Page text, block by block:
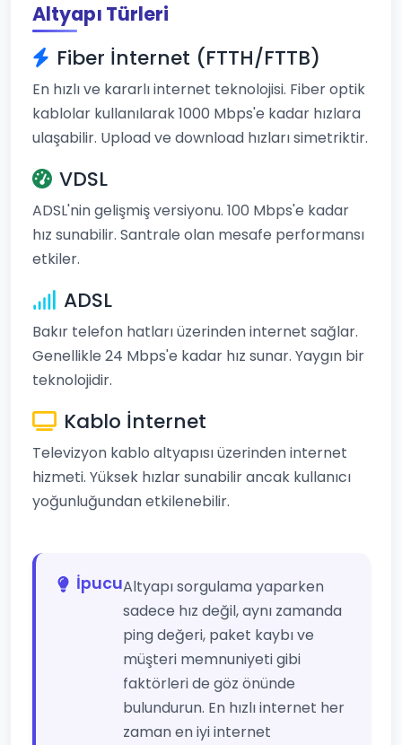
Altyapı Türleri
Fiber İnternet (FTTH/FTTB)
En hızlı ve kararlı internet teknolojisi. Fiber optik
kablolar kullanılarak 1000 Mbps'e kadar hızlara
ulaşabilir. Upload ve download hızları simetriktir.
VDSL
ADSL'nin gelişmiş versiyonu. 100 Mbps'e kadar
hız sunabilir. Santrale olan mesafe performansı
etkiler.
ADSL
Bakır telefon hatları üzerinden internet sağlar.
Genellikle 24 Mbps'e kadar hız sunar. Yaygın bir
teknolojidir.
Kablo İnternet
Televizyon kablo altyapısı üzerinden internet
hizmeti. Yüksek hızlar sunabilir ancak kullanıcı
yoğunluğundan etkilenebilir.
İpucuAltyapı sorgulama yaparken
sadece hız değil, aynı zamanda
ping değeri, paket kaybı ve
müşteri memnuniyeti gibi
faktörleri de göz önünde
bulundurun. En hızlı internet her
zaman en iyi internet